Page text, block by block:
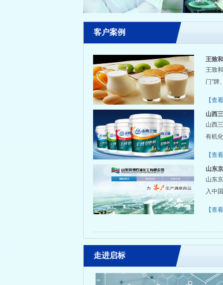
客户案例
王致
王致
门”牌
【查
山西
山西
有机
【查
山东
山东
入中
【查
走进启标